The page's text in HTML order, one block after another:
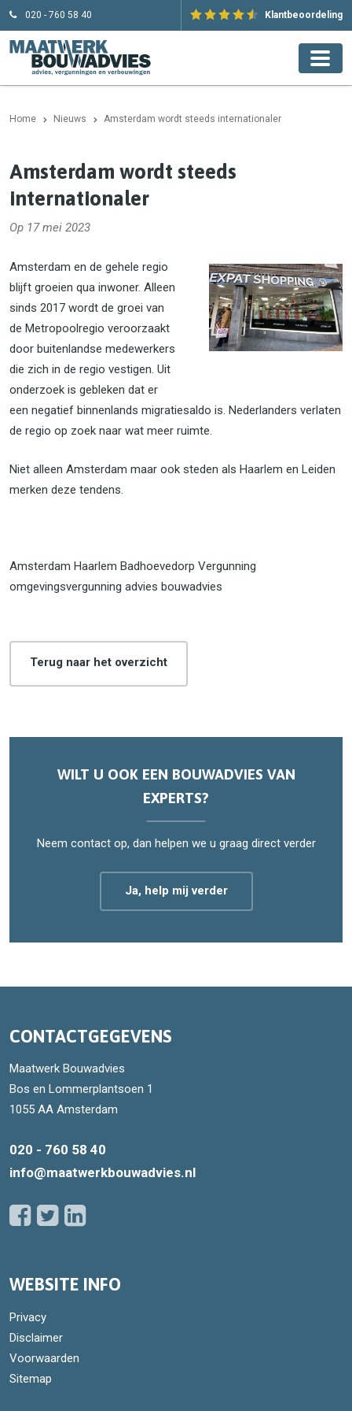
020 - 760 58 40 Klantbeoordeling
Home Nieuws Amsterdam wordt steeds internationaler
Amsterdam wordt steeds
internationaler
Op 17 mei 2023
Amsterdam en de gehele regio
blijft groeien qua inwoner. Alleen
sinds 2017 wordt de groei van
de Metropoolregio veroorzaakt
door buitenlandse medewerkers
die zich in de regio vestigen. Uit
onderzoek is gebleken dat er
een negatief binnenlands migratiesaldo is. Nederlanders verlaten
de regio op zoek naar wat meer ruimte.
Niet alleen Amsterdam maar ook steden als Haarlem en Leiden
merken deze tendens.
Amsterdam Haarlem Badhoevedorp Vergunning
omgevingsvergunning advies bouwadvies
Terug naar het overzicht
WILT U OOK EEN BOUWADVIES VAN
EXPERTS?
Neem contact op, dan helpen we u graag direct verder
Ja, help mij verder
CONTACTGEGEVENS
Maatwerk Bouwadvies
Bos en Lommerplantsoen 1
1055 AA Amsterdam
020 - 760 58 40
info@maatwerkbouwadvies.nl
WEBSITE INFO
Privacy
Disclaimer
Voorwaarden
Sitemap